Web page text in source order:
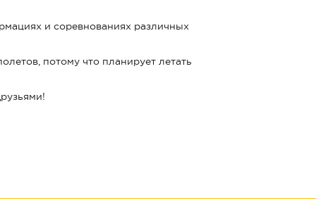
и соревнованиях различных
потому что планирует летать